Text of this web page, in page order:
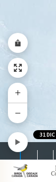
31 DIC